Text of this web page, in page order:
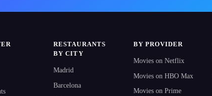
RESTAURANTS
BY CITY
Madrid
Barcelona
BY PROVIDER
Movies on Netflix
Movies on HBO Max
Movies on Prime